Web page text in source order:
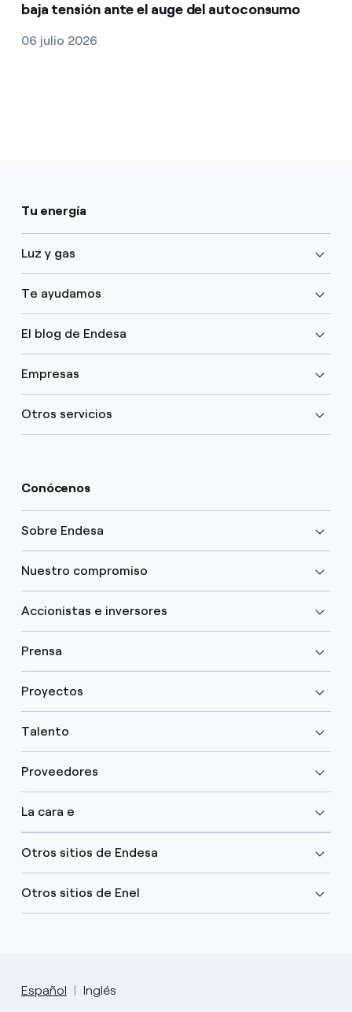
baja tensión ante el auge del autoconsumo
06 julio 2026
Tu energía
Luz y gas
Te ayudamos
El blog de Endesa
Empresas
Otros servicios
Conócenos
Sobre Endesa
Nuestro compromiso
Accionistas e inversores
Prensa
Proyectos
Talento
Proveedores
La cara e
Otros sitios de Endesa
Otros sitios de Enel
Español Inglés